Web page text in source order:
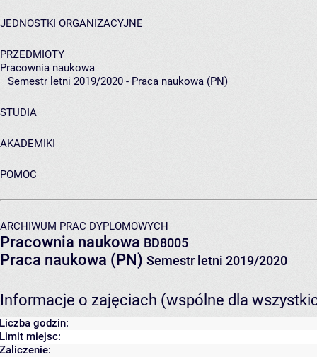
JEDNOSTKI ORGANIZACYJNE
PRZEDMIOTY
Pracownia naukowa
Semestr letni 2019/2020 - Praca naukowa (PN)
STUDIA
AKADEMIKI
POMOC
ARCHIWUM PRAC DYPLOMOWYCH
Pracownia naukowa BD8005
Praca naukowa (PN) Semestr letni 2019/2020
Informacje o zajęciach (wspólne dla
Liczba godzin:
Limit miejsc:
Zaliczenie: